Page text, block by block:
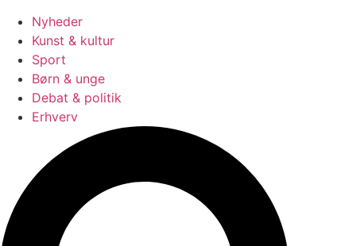
Nyheder
Kunst & kultur
Sport
Børn & unge
Debat & politik
Erhverv